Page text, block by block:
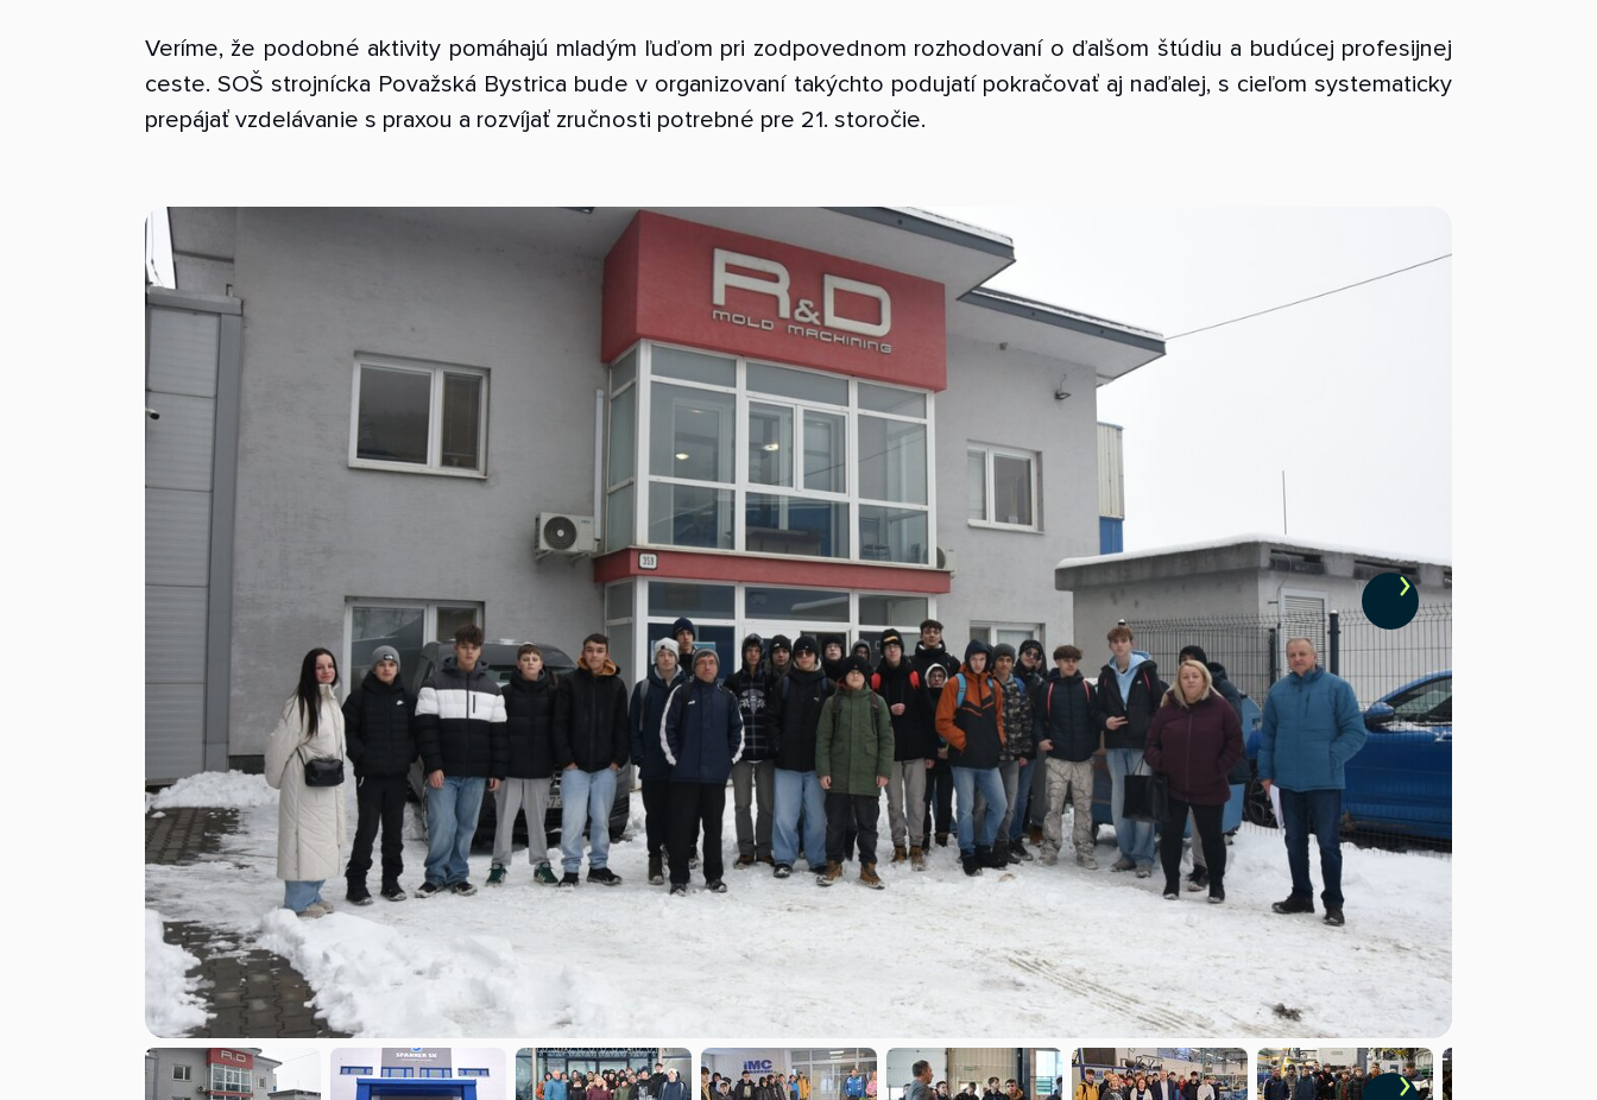
Veríme, že podobné aktivity pomáhajú mladým ľuďom pri zodpovednom rozhodovaní o ďalšom štúdiu a budúcej profesijnej
ceste. SOŠ strojnícka Považská Bystrica bude v organizovaní takýchto podujatí pokračovať aj naďalej, s cieľom systematicky
prepájať vzdelávanie s praxou a rozvíjať zručnosti potrebné pre 21. storočie.